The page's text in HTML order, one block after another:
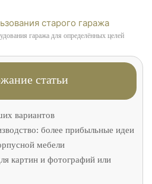
гаража для определённых целей
статьи
вариантов
более прибыльные идеи
мебели
картин и фотографий или